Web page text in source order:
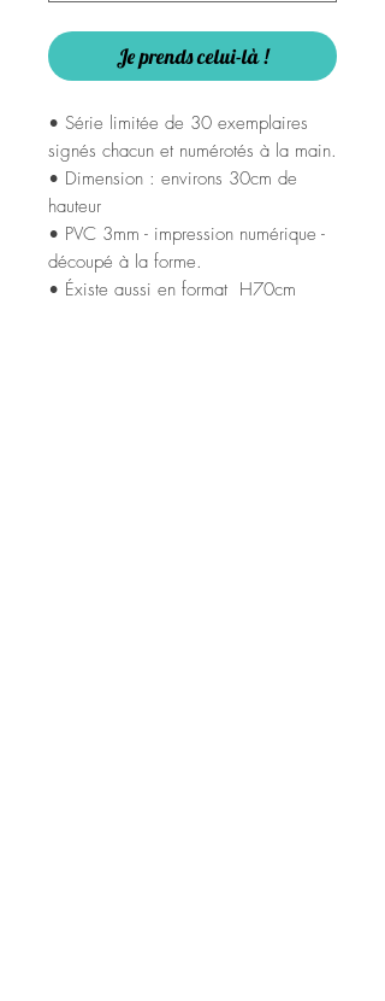
Je prends celui-là !
• Série limitée de 30 exemplaires
signés chacun et numérotés à la main.
• Dimension : environs 30cm de
hauteur
• PVC 3mm - impression numérique -
découpé à la forme.
• Éxiste aussi en format H70cm